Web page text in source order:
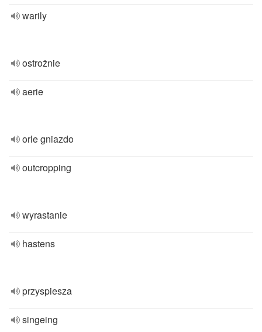
warily
ostrożnie
aerie
orle gniazdo
outcropping
wyrastanie
hastens
przyspiesza
singeing